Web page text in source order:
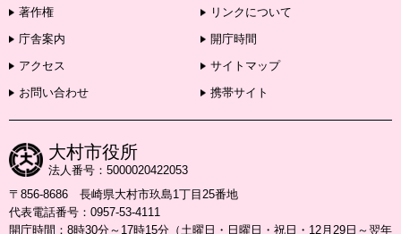
著作権
リンクについて
庁舎案内
開庁時間
アクセス
サイトマップ
お問い合わせ
携帯サイト
大村市役所
法人番号：5000020422053
〒856-8686 長崎県大村市玖島1丁目25番地
代表電話番号：0957-53-4111
開庁時間：8時30分～17時15分（土曜日・日曜日・祝日・12月29日～翌年